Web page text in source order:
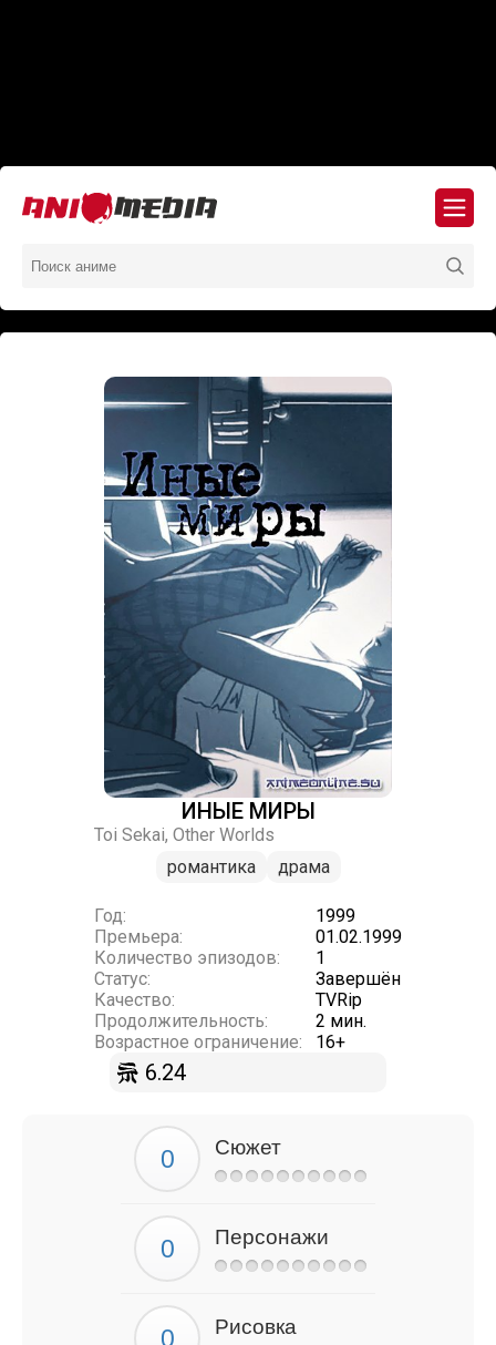
ИНЫЕ МИРЫ
Toi Sekai, Other Worlds
романтика
драма
Год:
1999
Премьера:
01.02.1999
Количество эпизодов:
1
Статус:
Завершён
Качество:
TVRip
Продолжительность:
2 мин.
Возрастное ограничение:
16+
6.24
Сюжет
Персонажи
Рисовка